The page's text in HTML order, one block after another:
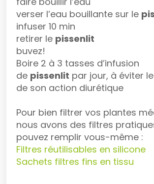
verser l’eau bouillante sur le
infuser 10 min
retirer le pissenlit
buvez!
Boire 2 à 3 tasses d’infusion
de pissenlit par jour, à éviter
de son action diurétique
Pour bien filtrer vos plantes
nous avons des filtres
pouvez remplir vous-même :
Filtres réutilisables en silicone
Sachets filtres fins en tissu